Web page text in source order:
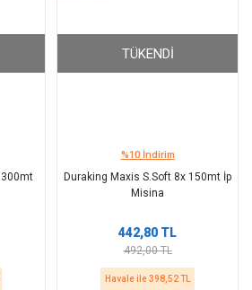
300mt
TÜKENDI
%10 İndirim
Duraking Maxis S.Soft 8x 150mt İp
Misina
442,80 TL
492,00 TL
Havale ile 398,52 TL